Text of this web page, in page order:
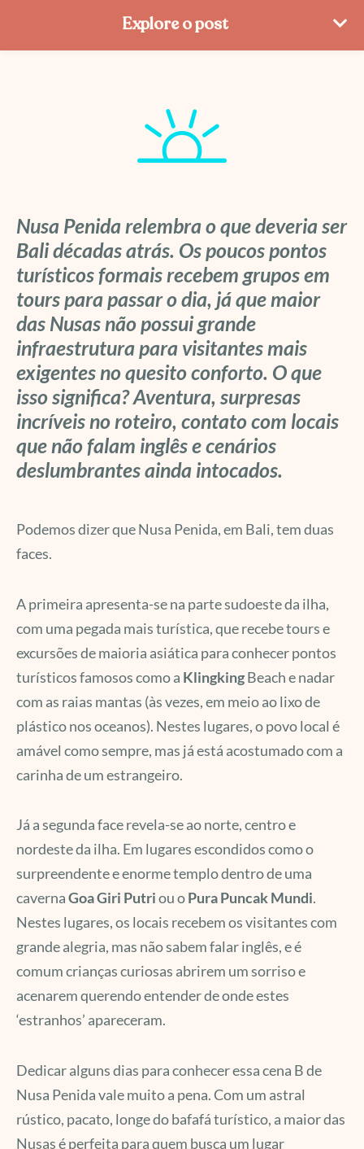
Explore o post
Nusa Penida relembra o que deveria ser
Bali décadas atrás. Os poucos pontos
turísticos formais recebem grupos em
tours para passar o dia, já que maior
das Nusas não possui grande
infraestrutura para visitantes mais
exigentes no quesito conforto. O que
isso significa? Aventura, surpresas
incríveis no roteiro, contato com locais
que não falam inglês e cenários
deslumbrantes ainda intocados.
Podemos dizer que Nusa Penida, em Bali, tem duas
faces.
A primeira apresenta-se na parte sudoeste da ilha,
com uma pegada mais turística, que recebe tours e
excursões de maioria asiática para conhecer pontos
turísticos famosos como a KlingkingBeach e nadar
com as raias mantas (às vezes, em meio ao lixo de
plástico nos oceanos). Nestes lugares, o povo local é
amável como sempre, mas já está acostumado com a
carinha de um estrangeiro.
Já a segunda face revela-se ao norte, centro e
nordeste da ilha. Em lugares escondidos como o
surpreendente e enorme templo dentro de uma
cavernaGoa Giri Putriou oPura Puncak Mundi.
Nestes lugares, os locais recebem os visitantes com
grande alegria, mas não sabem falar inglês, e é
comum crianças curiosas abrirem um sorriso e
acenarem querendo entender de onde estes
‘estranhos’ apareceram.
Dedicar alguns dias para conhecer essa cena B de
Nusa Penida vale muito a pena. Com um astral
rústico, pacato, longe do bafafá turístico, a maior das
Nusas é perfeita para quem busca um lugar